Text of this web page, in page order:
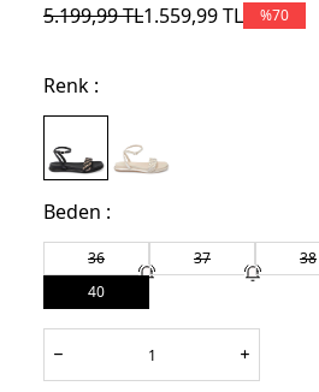
5.199,99TL1.559,99TL %70
Renk :
Beden :
36 37 38
40